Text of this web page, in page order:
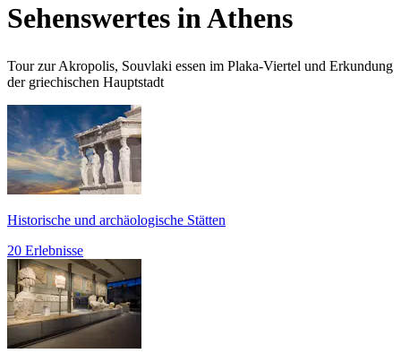
Sehenswertes in Athens
Tour zur Akropolis, Souvlaki essen im Plaka-Viertel und Erkundung
der griechischen Hauptstadt
Historische und archäologische Stätten
20 Erlebnisse